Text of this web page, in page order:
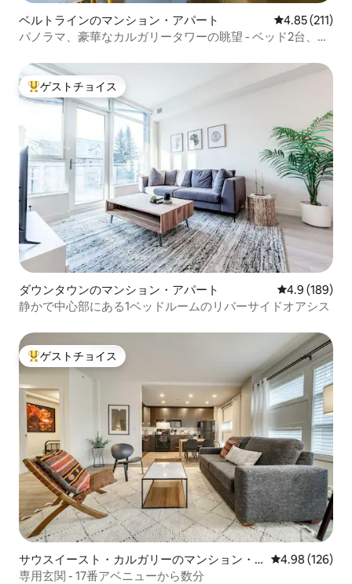
ベルトラインのマンション・アパート レビュー211
4.85 (211)
パノラマ、豪華なカルガリータワーの眺望 - ベッド2台、バ
大好評のゲストチョイスです。
ゲストチョイス
ダウンタウンのマンション・アパート レビュー189
4.9 (189)
静かで中心部にある1ベッドルームのリバーサイドオアシス
大好評のゲストチョイスです。
ゲストチョイス
サウスイースト・カルガリーのマンション・
アパート
レビュー126
4.98 (126)
専用玄関 - 17番アベニューから数分